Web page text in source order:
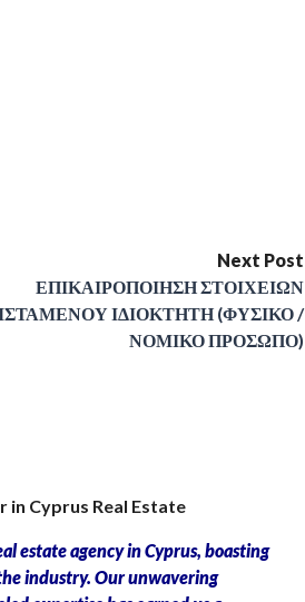
Next Post
ΕΠΙΚΑΙΡΟΠΟΙΗΣΗ ΣΤΟΙΧΕΙΩΝ
ΙΔΙΟΚΤΗΤΗ (ΦΥΣΙΚΟ /
ΝΟΜΙΚΟ ΠΡΟΣΩΠΟ)
in Cyprus Real Estate
estate agency in Cyprus, boasting
industry. Our unwavering